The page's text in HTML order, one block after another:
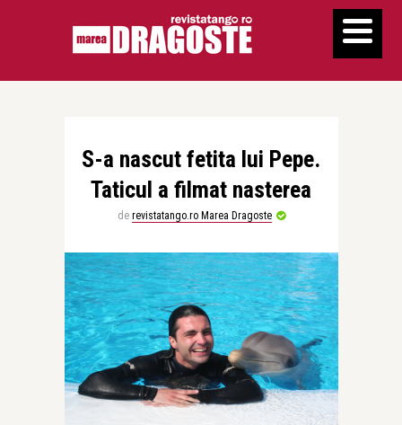
S-a nascut fetita lui Pepe.
Taticul a filmat nasterea
de revistatango.ro Marea Dragoste